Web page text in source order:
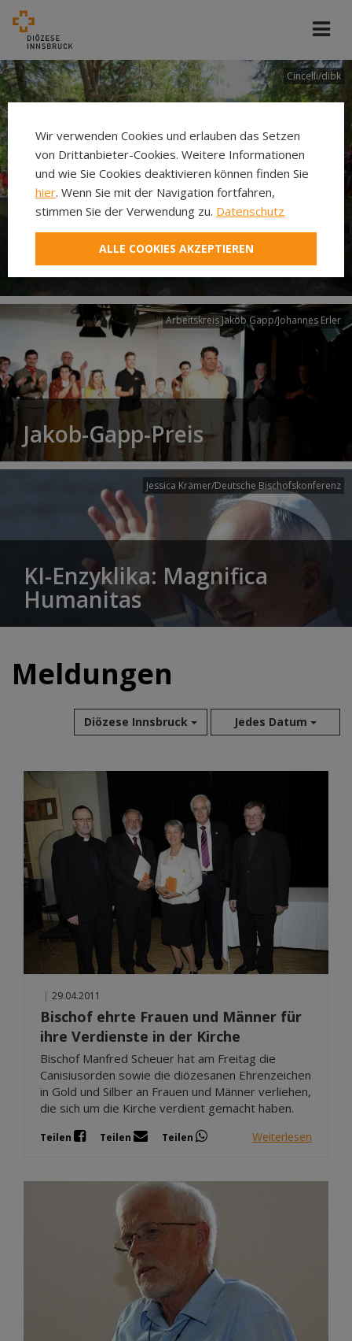
Cincelli/dibk
Neuer Pilgerweg Via
Laudato si’
Arbeitskreis Jakob Gapp/Johannes Erler
Jakob-Gapp-Preis
Jessica Krämer/Deutsche Bischofskonferenz
KI-Enzyklika: Magnifica
Humanitas
Meldungen
Diözese Innsbruck Jedes Datum
Aug 2026
Jun 2026
Mai 2026
Feb 2026
Jan 2026
Dez 2025
Nov 2025
| 29.04.2011
Bischof ehrte Frauen und Männer für
ihre Verdienste in der Kirche
Bischof Manfred Scheuer hat am Freitag die
Canisiusorden sowie die diözesanen Ehrenzeichen
in Gold und Silber an Frauen und Männer verliehen,
die sich um die Kirche verdient gemacht haben.
Teilen Teilen Teilen Weiterlesen
Wir verwenden Cookies und erlauben das Setzen
von Drittanbieter-Cookies. Weitere Informationen
und wie Sie Cookies deaktivieren können finden Sie
hier. Wenn Sie mit der Navigation fortfahren,
stimmen Sie der Verwendung zu. Datenschutz
ALLE COOKIES AKZEPTIEREN